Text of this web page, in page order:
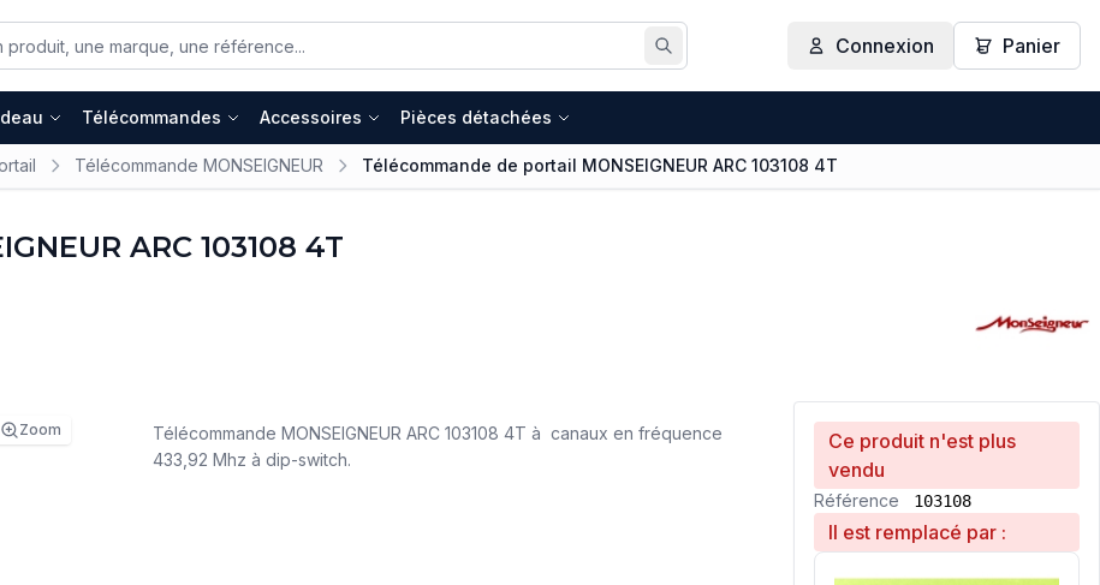
Rechercher
Connexion Panier
Télécommandes Accessoires Pièces détachées
Télécommande MONSEIGNEUR Télécommande de portail MONSEIGNEUR ARC 103108 4T
ARC 103108 4T
Zoom
Ce produit n'est plus
vendu
Référence 103108
Il est remplacé par :
Télécommande MONSEIGNEUR ARC 103108 4T à canaux en fréquence
433,92 Mhz à dip-switch.